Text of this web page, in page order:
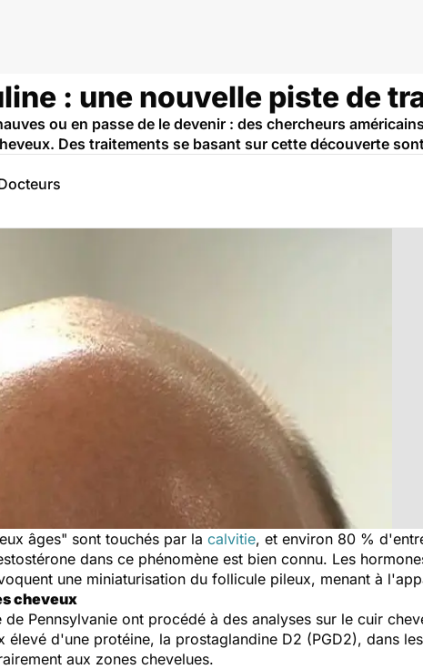
: une nouvelle piste de
ou en passe de le devenir : des chercheurs
Des traitements se basant sur cette découverte
âges" sont touchés par la calvitie, et environ 80 %
dans ce phénomène est bien connu. Les
une miniaturisation du follicule pileux, menant à
cheveux
Pennsylvanie ont procédé à des analyses sur le cuir
élevé d'une protéine, la prostaglandine D2 (PGD2), dans
aux zones chevelues.